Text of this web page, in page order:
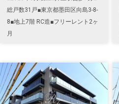
総戸数31戸■東京都墨田区向島3-8-
8■地上7階 RC造■フリーレント2ヶ
月